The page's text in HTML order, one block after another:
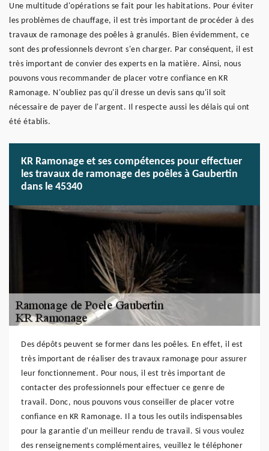
Une multitude d'opérations se fait pour les habitations. Pour éviter
les problèmes de chauffage, il est très important de procéder à des
travaux de ramonage des poêles à granulés. Bien évidemment, ce
sont des professionnels devront s'en charger. Par conséquent, il est
très important de convier des experts en la matière. Ainsi, nous
pouvons vous recommander de placer votre confiance en KR
Ramonage. N'oubliez pas qu'il dresse un devis sans qu'il soit
nécessaire de payer de l'argent. Il respecte aussi les délais qui ont
été établis.
KR Ramonage et ses compétences pour effectuer
les travaux de ramonage des poêles à Gaubertin
dans le 45340
Des dépôts peuvent se former dans les poêles. En effet, il est
très important de réaliser des travaux ramonage pour assurer
leur fonctionnement. Pour nous, il est très important de
contacter des professionnels pour effectuer ce genre de
travail. Donc, nous pouvons vous conseiller de placer votre
confiance en KR Ramonage. Il a tous les outils indispensables
pour la garantie d'un meilleur rendu de travail. Si vous voulez
des renseignements complémentaires, veuillez le téléphoner